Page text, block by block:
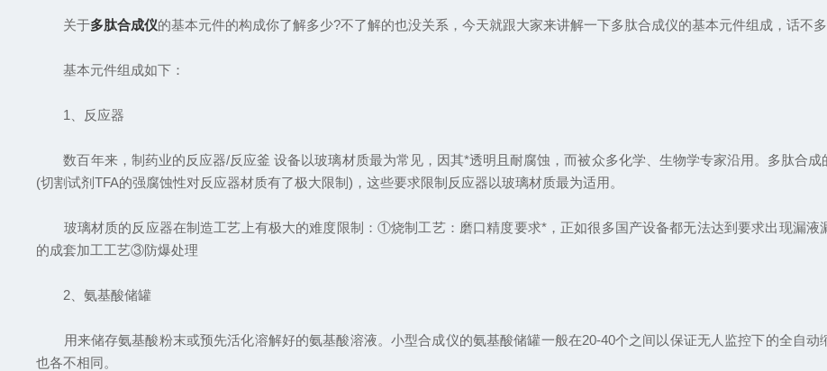
关于多肽合成仪的基本元件的构成你了解多少?不了解的也没关系，今天就跟大家来讲解一下多肽合成仪的基本元件组成，话不多
基本元件组成如下：
1、反应器
数百年来，制药业的反应器/反应釜 设备以玻璃材质最为常见，因其*透明且耐腐蚀，而被众多化学、生物学专家沿用。多肽合成
(切割试剂TFA的强腐蚀性对反应器材质有了极大限制)，这些要求限制反应器以玻璃材质最为适用。
玻璃材质的反应器在制造工艺上有极大的难度限制：①烧制工艺：磨口精度要求*，正如很多国产设备都无法达到要求出现漏液
的成套加工工艺③防爆处理
2、氨基酸储罐
用来储存氨基酸粉末或预先活化溶解好的氨基酸溶液。小型合成仪的氨基酸储罐一般在20-40个之间以保证无人监控下的全自动
也各不相同。